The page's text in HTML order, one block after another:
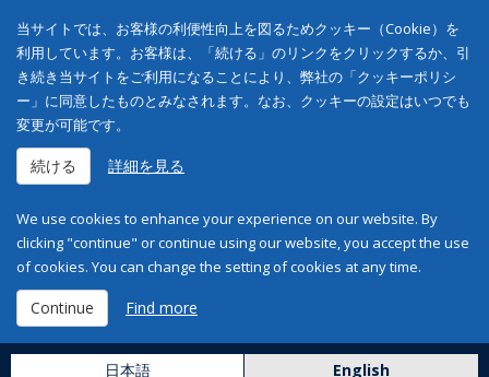
当サイトでは、お客様の利便性向上を図るためクッキー（Cookie）を
利用しています。お客様は、「続ける」のリンクをクリックするか、引
き続き当サイトをご利用になることにより、弊社の「クッキーポリシ
ー」に同意したものとみなされます。なお、クッキーの設定はいつでも
変更が可能です。
続ける 詳細を見る
We use cookies to enhance your experience on our website. By
clicking "continue" or continue using our website, you accept the use
of cookies. You can change the setting of cookies at any time.
Continue Find more
日本語 English